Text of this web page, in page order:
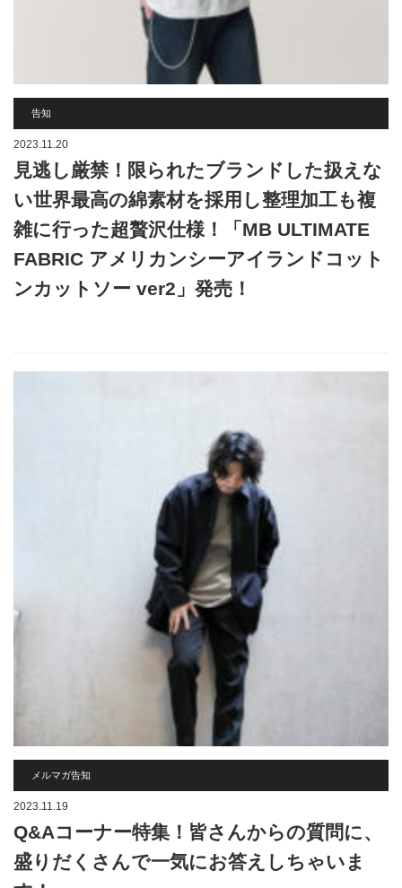
告知
2023.11.20
見逃し厳禁！限られたブランドした扱えな
い世界最高の綿素材を採用し整理加工も複
雑に行った超贅沢仕様！「MB ULTIMATE
FABRIC アメリカンシーアイランドコット
ンカットソー ver2」発売！
メルマガ告知
2023.11.19
Q&Aコーナー特集！皆さんからの質問に、
盛りだくさんで一気にお答えしちゃいま